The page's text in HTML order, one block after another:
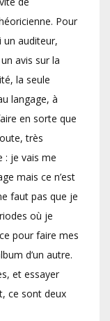
Pour
un auditeur,
avis sur la
la seule
langage, à
en sorte que
très
: je vais me
mais ce n’est
faut pas que je
où je
pour faire mes
d’un autre.
et essayer
ce sont deux